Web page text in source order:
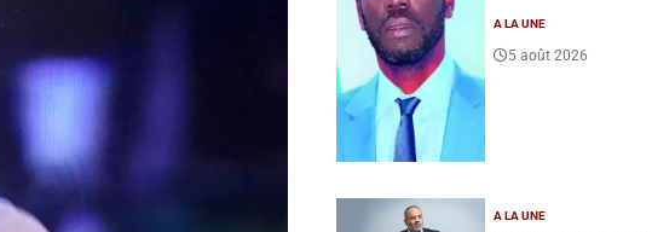
A LA UNE
5 août 2026
A LA UNE